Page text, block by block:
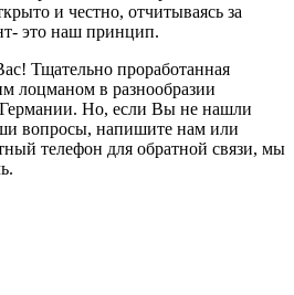
и честно, отчитываясь за
это наш принцип.
Тщательно проработанная
лоцманом в разнообразии
Но, если Вы не нашли
вопросы, напишите нам или
телефон для обратной связи, мы